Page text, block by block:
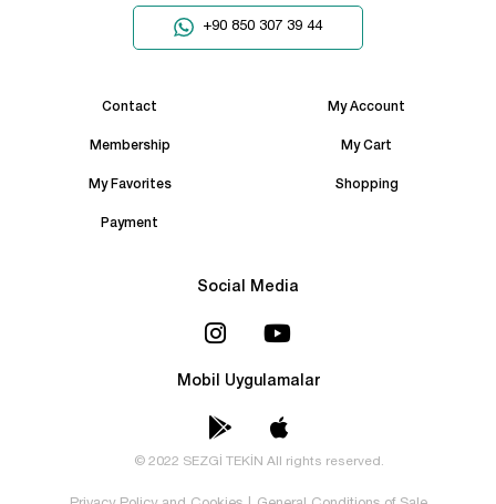
+90 850 307 39 44
Contact My Account
Membership My Cart
My Favorites Shopping
Payment
Social Media
Mobil Uygulamalar
© 2022 SEZGİ TEKİN All rights reserved.